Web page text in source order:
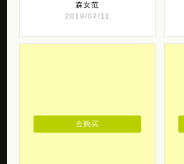
森女范
2019/07/11
去购买